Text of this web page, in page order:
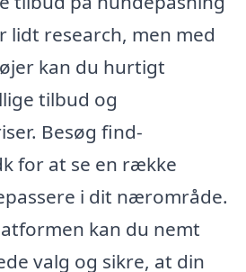
lidt research, men med
kan du hurtigt
tilbud og
Besøg find-
for at se en række
i dit nærområde.
kan du nemt
valg og sikre, at din